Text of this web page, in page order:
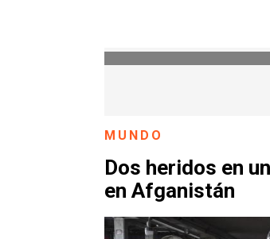
MUNDO
Dos heridos en
en Afganistán